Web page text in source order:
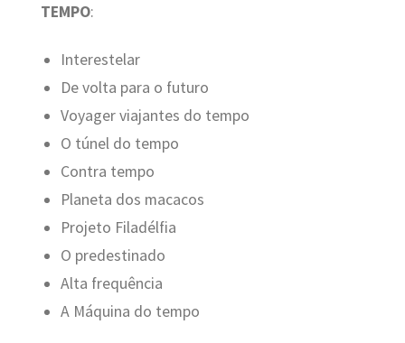
TEMPO:
Interestelar
De volta para o futuro
Voyager viajantes do tempo
O túnel do tempo
Contra tempo
Planeta dos macacos
Projeto Filadélfia
O predestinado
Alta frequência
A Máquina do tempo